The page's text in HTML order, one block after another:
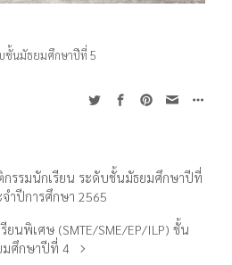
ชั้นมัธยมศึกษาปีที่ 5
รรมนักเรียน ระดับชั้นมัธยมศึกษาปีที่
ำปีการศึกษา 2565
ยนพิเศษ (SMTE/SME/EP/ILP) ชั้น
มศึกษาปีที่ 4